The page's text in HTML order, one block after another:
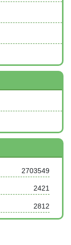
2703549
2421
2812